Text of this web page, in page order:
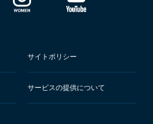
サイトポリシー
サービスの提供について